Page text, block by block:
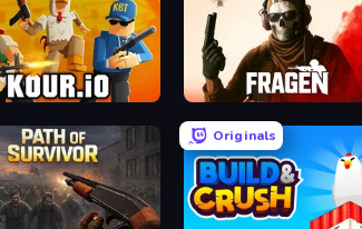
Fragen
Originals